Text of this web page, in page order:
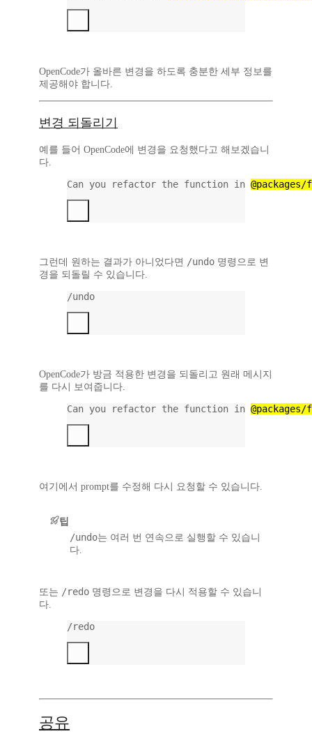
OpenCode가 올바른 변경을 하도록 충분한 세부 정보를
제공해야 합니다.
변경 되돌리기
예를 들어 OpenCode에 변경을 요청했다고 해보겠습니
다.
Can you refactor the function in
그런데 원하는 결과가 아니었다면 /undo 명령으로 변
경을 되돌릴 수 있습니다.
/undo
OpenCode가 방금 적용한 변경을 되돌리고 원래 메시지
를 다시 보여줍니다.
Can you refactor the function in
여기에서 prompt를 수정해 다시 요청할 수 있습니다.
팁
/undo는 여러 번 연속으로 실행할 수 있습니
다.
또는 /redo 명령으로 변경을 다시 적용할 수 있습니
다.
/redo
공유